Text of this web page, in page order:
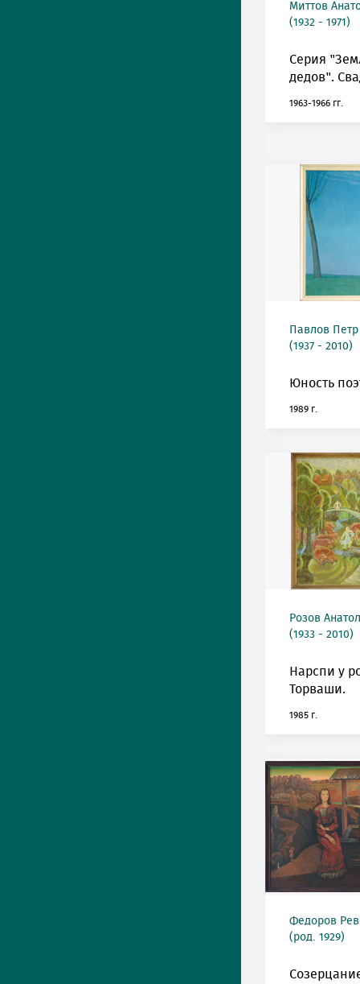
Миттов
(1932 - 1971)
Серия
дедов".
1963-1966 гг.
Павлов
(1937 - 2010)
Юность
1989 г.
Розов
(1933 - 2010)
Нарспи у
Торваши.
1985 г.
Федоров
(род. 1929)